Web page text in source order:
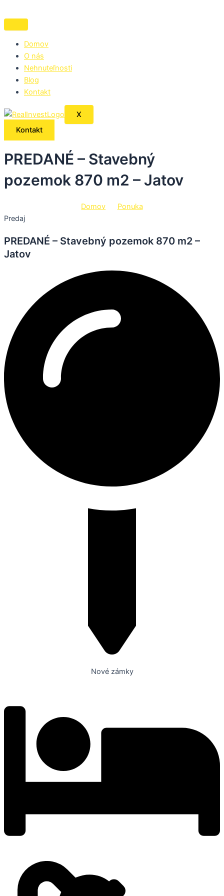
na
obsah
Domov
O nás
Nehnuteľnosti
Blog
Kontakt
X
Kontakt
PREDANÉ – Stavebný
pozemok 870 m2 – Jatov
Domov
Ponuka
Predaj
PREDANÉ – Stavebný pozemok 870 m2 –
Jatov
Nové zámky